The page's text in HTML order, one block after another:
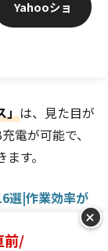
Yahooショ
」は、見た目が
電が可能で、
す。
選|作業効率が
+
前/